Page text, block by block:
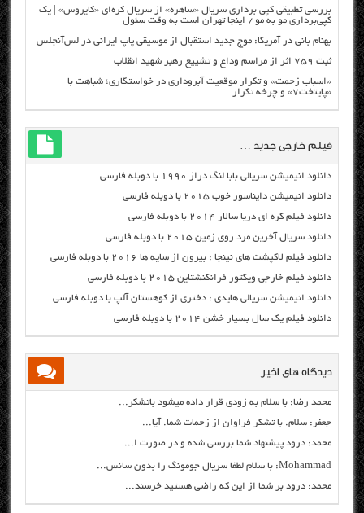
بررسی تطبیقی کپی برداری سریال «ساهره» از سریال کره‌ای «کایروس» | یک
کپی‌برداری مو به مو / اینجا تهران است به وقت سئول
بهنام بانی در آمریکا: موج جدید استقبال از موسیقی پاپ ایرانی در لس‌آنجلس
ثبت ۷۵۹ اثر از مراسم وداع و تشییع رهبر شهید انقلاب
«اسباب زحمت» و تکرار موقعیت آبروداری در خواستگاری؛ شباهت با
«پایتخت۷» و چرخه تکرار
فیلم خارجی جدید …
دانلود انیمیشن سریالی بابا لنگ دراز ۱۹۹۰ با دوبله فارسی
دانلود انیمیشن دایناسور خوب ۲۰۱۵ با دوبله فارسی
دانلود فیلم کره ای دریا سالار ۲۰۱۴ با دوبله فارسی
دانلود سریال آخرین مرد روی زمین ۲۰۱۵ با دوبله فارسی
دانلود فیلم لاکپشت های نینجا : بیرون از سایه ها ۲۰۱۶ با دوبله فارسی
دانلود فیلم خارجی ویکتور فرانکنشتاین ۲۰۱۵ با دوبله فارسی
دانلود انیمیشن سریالی هایدی : دختری از کوهستان آلپ با دوبله فارسی
دانلود فیلم یک سال بسیار خشن ۲۰۱۴ با دوبله فارسی
دیدگاه های اخیر …
محمد رضا: با سلام به زودی قرار داده میشود باتشکر...
جعفر: سلام. با تشکر فراوان از زحمات شما. آیا...
محمد: درود پیشنهاد شما بررسی شده و در صورت ا...
Mohammad: با سلام لطفا سریال جومونگ را بدون سانس...
محمد: درود بر شما از این که راضی هستید خرسند...